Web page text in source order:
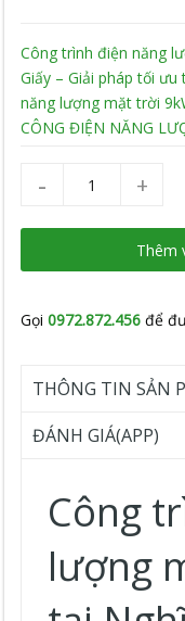
Công trình điện năng
Giấy – Giải pháp tối
năng lượng mặt trời
CÔNG ĐIỆN NĂNG
- +
Thêm
Gọi0972.872.456 để
THÔNG TIN SẢN
ĐÁNH GIÁ(APP)
Công
lượng